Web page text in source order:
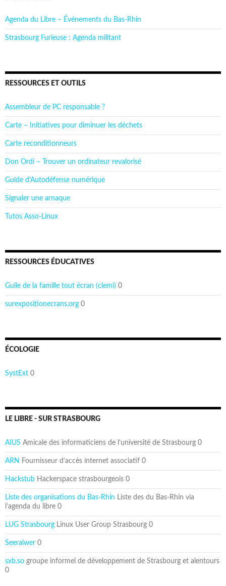
Agenda du Libre – Événements du Bas-Rhin
Strasbourg Furieuse : Agenda militant
RESSOURCES ET OUTILS
Assembleur de PC responsable ?
Carte – Initiatives pour diminuer les déchets
Carte reconditionneurs
Don Ordi – Trouver un ordinateur revalorisé
Guide d'Autodéfense numérique
Signaler une arnaque
Tutos Asso-Linux
RESSOURCES ÉDUCATIVES
Guile de la famille tout écran (clemi) 0
surexpositionecrans.org 0
ÉCOLOGIE
SystExt 0
LE LIBRE - SUR STRASBOURG
AIUS Amicale des informaticiens de l’université de Strasbourg 0
ARN Fournisseur d’accès internet associatif 0
Hackstub Hackerspace strasbourgeois 0
Liste des organisations du Bas-Rhin Liste des du Bas-Rhin via
l’agenda du libre 0
LUG Strasbourg Linux User Group Strasbourg 0
Seeraiwer 0
sxb.so groupe informel de développement de Strasbourg et alentours
0